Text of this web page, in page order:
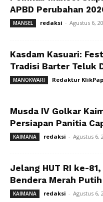
APBD Perubahan
MANSEL redaksi - Agustus 6,
Kasdam Kasuari:
Tradisi Barter Teluk
MANOKWARI Redaktur
Musda IV Golkar
Persiapan Panitia
KAIMANA redaksi - Agustus 6,
Jelang HUT RI ke-
Bendera Merah
KAIMANA redaksi - Agustus 6,